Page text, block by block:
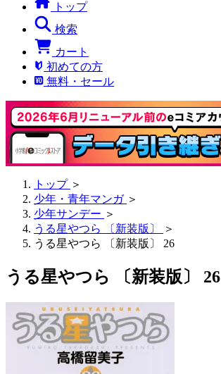
トップ
検索
カート
初めての方
無料・セール
トップ ＞
少年・青年マンガ ＞
少年サンデー ＞
うる星やつら 〔新装版〕
＞
うる星やつら 〔新装版〕 26
うる星やつら 〔新装版〕 26